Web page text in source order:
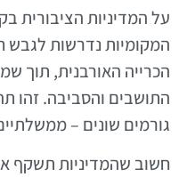
על המדיניות הציבורית
המקומיות נדרשות לגבש
הכרייה האורבנית, תוך
התושבים והסביבה. זהו
גורמים שונים –
חשוב שהמדיניות תשקף